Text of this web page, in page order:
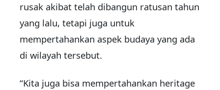
rusak akibat telah dibangun ratusan tahun
yang lalu, tetapi juga untuk
mempertahankan aspek budaya yang ada
di wilayah tersebut.
“Kita juga bisa mempertahankan heritage